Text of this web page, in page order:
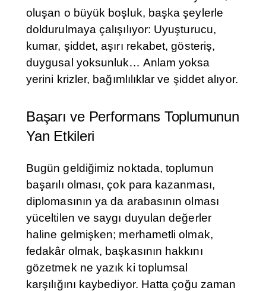
oluşan o büyük boşluk, başka şeylerle
doldurulmaya çalışılıyor: Uyuşturucu,
kumar, şiddet, aşırı rekabet, gösteriş,
duygusal yoksunluk… Anlam yoksa
yerini krizler, bağımlılıklar ve şiddet alıyor.
Başarı ve Performans Toplumunun
Yan Etkileri
Bugün geldiğimiz noktada, toplumun
başarılı olması, çok para kazanması,
diplomasının ya da arabasının olması
yüceltilen ve saygı duyulan değerler
haline gelmişken; merhametli olmak,
fedakâr olmak, başkasının hakkını
gözetmek ne yazık ki toplumsal
karşılığını kaybediyor. Hatta çoğu zaman